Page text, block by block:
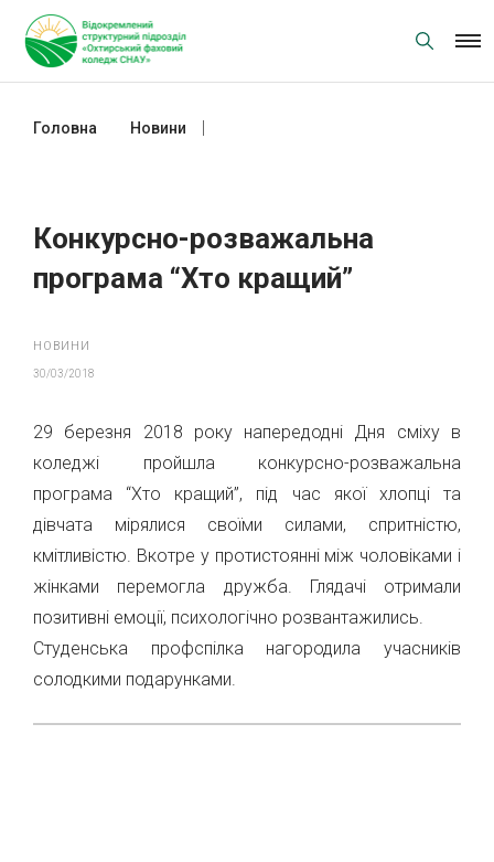
content
Головна Новини
Конкурсно-розважальна
програма “Хто кращий”
НОВИНИ
30/03/2018
29 березня 2018 року напередодні Дня сміху в
коледжі пройшла конкурсно-розважальна
програма “Хто кращий”, під час якої хлопці та
дівчата мірялися своїми силами, спритністю,
кмітливістю. Вкотре у протистоянні між чоловіками і
жінками перемогла дружба. Глядачі отримали
позитивні емоції, психологічно розвантажились.
Студенська профспілка нагородила учасників
солодкими подарунками.